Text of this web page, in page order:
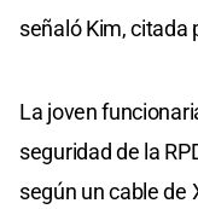
señaló Kim, citada
La joven
seguridad de la
según un cable de